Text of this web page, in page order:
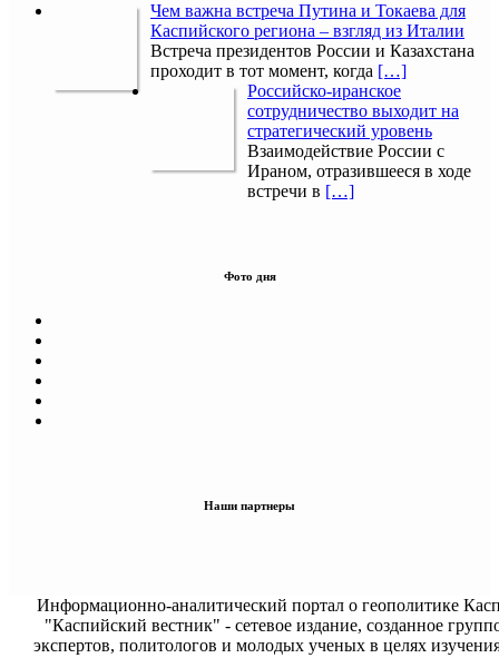
Чем важна встреча Путина и Токаева для
Каспийского региона – взгляд из Италии
Встреча президентов России и Казахстана
проходит в тот момент, когда […]
Российско-иранское
сотрудничество выходит на
стратегический уровень
Взаимодействие России с
Ираном, отразившееся в ходе
встречи в […]
Фото дня
Наши партнеры
Информационно-аналитический портал о геополитике
"Каспийский вестник" - сетевое издание, созданное
экспертов, политологов и молодых ученых в целях